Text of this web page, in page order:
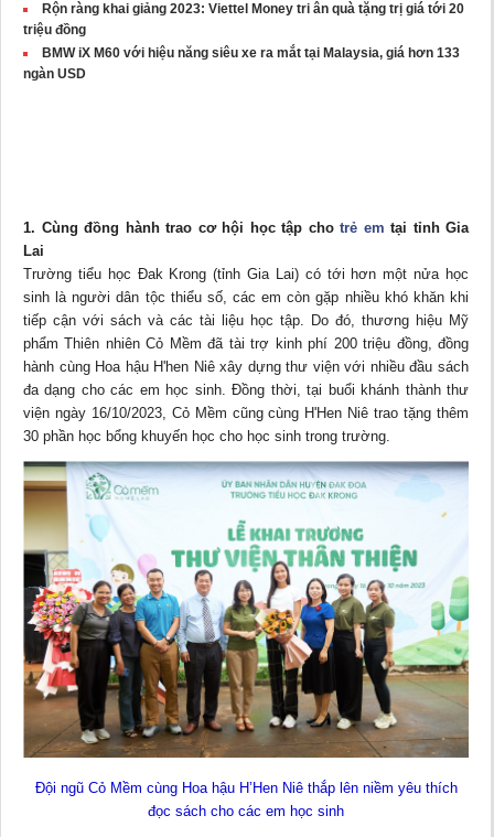
Rộn ràng khai giảng 2023: Viettel Money tri ân quà tặng trị giá tới 20
triệu đồng
BMW iX M60 với hiệu năng siêu xe ra mắt tại Malaysia, giá hơn 133
ngàn USD
1. Cùng đồng hành trao cơ hội học tập cho trẻ em tại tỉnh Gia
Lai
Trường tiểu học Đak Krong (tỉnh Gia Lai) có tới hơn một nửa học
sinh là người dân tộc thiểu số, các em còn gặp nhiều khó khăn khi
tiếp cận với sách và các tài liệu học tập. Do đó, thương hiệu Mỹ
phẩm Thiên nhiên Cỏ Mềm đã tài trợ kinh phí 200 triệu đồng, đồng
hành cùng Hoa hậu H'hen Niê xây dựng thư viện với nhiều đầu sách
đa dạng cho các em học sinh. Đồng thời, tại buổi khánh thành thư
viện ngày 16/10/2023, Cỏ Mềm cũng cùng H'Hen Niê trao tặng thêm
30 phần học bổng khuyến học cho học sinh trong trường.
Đội ngũ Cỏ Mềm cùng Hoa hậu H’Hen Niê thắp lên niềm yêu thích
đọc sách cho các em học sinh